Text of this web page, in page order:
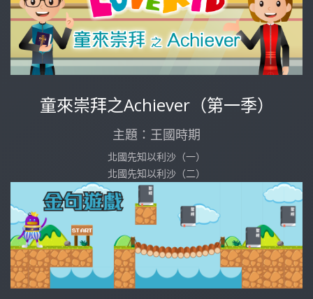
童來崇拜之Achiever（第一季）
主題：王國時期
北國先知以利沙（一）
北國先知以利沙（二）